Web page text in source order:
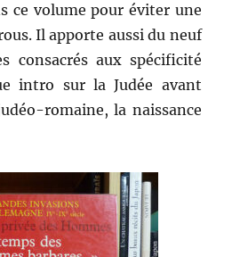
ce volume pour éviter une
Il apporte aussi du neuf
consacrés aux spécificité
intro sur la Judée avant
romaine, la naissance